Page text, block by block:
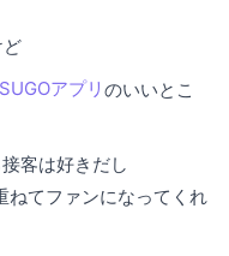
SUGOアプリ のいいとこ
客は好きだし
ねてファンになってくれ